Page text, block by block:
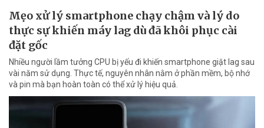
Mẹo xử lý smartphone chạy chậm và lý do
thực sự khiến máy lag dù đã khôi phục cài
đặt gốc
Nhiều người lầm tưởng CPU bị yếu đi khiến smartphone giật lag sau
vài năm sử dụng. Thực tế, nguyên nhân nằm ở phần mềm, bộ nhớ
và pin mà bạn hoàn toàn có thể xử lý hiệu quả.